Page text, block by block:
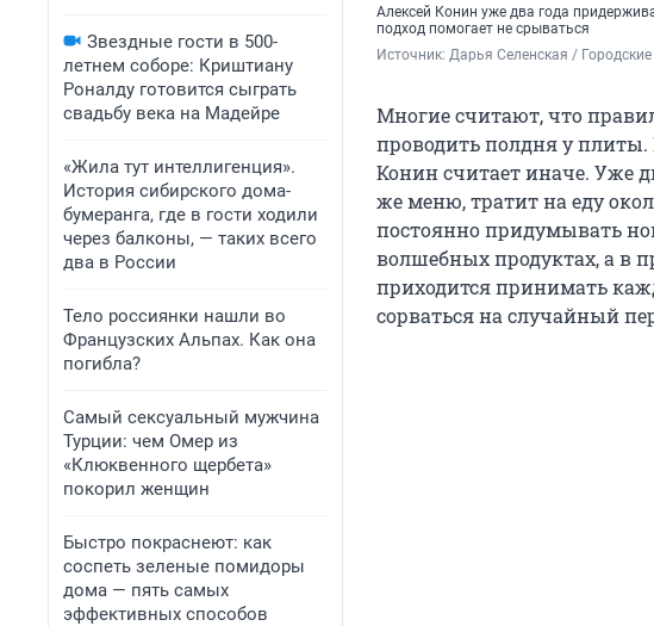
Звездные гости в 500-
летнем соборе: Криштиану
Роналду готовится сыграть
свадьбу века на Мадейре
«Жила тут интеллигенция».
История сибирского дома-
бумеранга, где в гости ходили
через балконы, — таких всего
два в России
Тело россиянки нашли во
Французских Альпах. Как она
погибла?
Самый сексуальный мужчина
Турции: чем Омер из
«Клюквенного щербета»
покорил женщин
Быстро покраснеют: как
соспеть зеленые помидоры
дома — пять самых
эффективных способов
Алексей Конин уже два года
подход помогает не срываться
Источник: Дарья Селенская /
Многие считают, что
проводить полдня у
Конин считает иначе. Уже
же меню, тратит на еду
постоянно придумывать
волшебных продуктах, а в
приходится принимать
сорваться на случайный